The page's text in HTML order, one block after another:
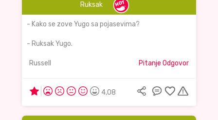
Ruksak
- Kako se zove Yugo sa pojasevima?
- Ruksak Yugo.
Russell Pitanje Odgovor
4,08